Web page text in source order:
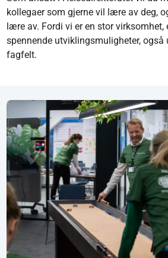
kollegaer som gjerne vil lære av deg,
lære av. Fordi vi er en stor virksomhet,
spennende utviklingsmuligheter, også
fagfelt.